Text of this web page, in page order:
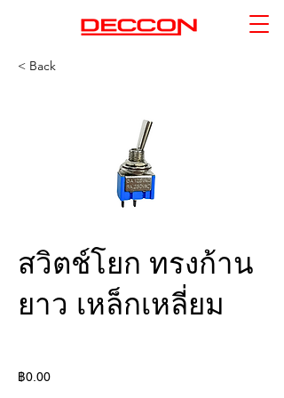
< Back
สวิตช์โยก ทรงก้าน
ยาว เหล็กเหลี่ยม
฿0.00